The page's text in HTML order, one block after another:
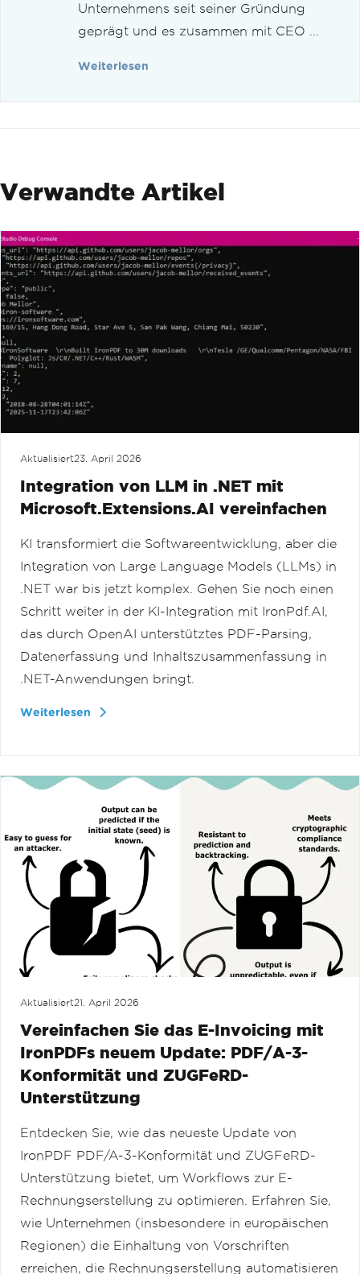
Unternehmens seit seiner Gründung
geprägt und es zusammen mit CEO ...
Weiterlesen
Verwandte Artikel
Aktualisiert23. April 2026
Integration von LLM in .NET mit
Microsoft.Extensions.AI vereinfachen
KI transformiert die Softwareentwicklung, aber die
Integration von Large Language Models (LLMs) in
.NET war bis jetzt komplex. Gehen Sie noch einen
Schritt weiter in der KI-Integration mit IronPdf.AI,
das durch OpenAI unterstütztes PDF-Parsing,
Datenerfassung und Inhaltszusammenfassung in
.NET-Anwendungen bringt.
Weiterlesen
Aktualisiert21. April 2026
Vereinfachen Sie das E-Invoicing mit
IronPDFs neuem Update: PDF/A-3-
Konformität und ZUGFeRD-
Unterstützung
Entdecken Sie, wie das neueste Update von
IronPDF PDF/A-3-Konformität und ZUGFeRD-
Unterstützung bietet, um Workflows zur E-
Rechnungserstellung zu optimieren. Erfahren Sie,
wie Unternehmen (insbesondere in europäischen
Regionen) die Einhaltung von Vorschriften
erreichen, die Rechnungserstellung automatisieren